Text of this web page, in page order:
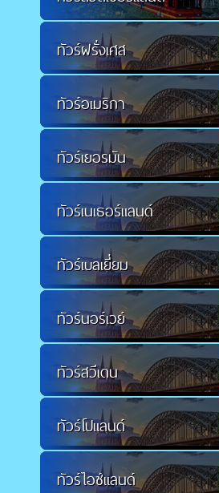
ทัวร์ฝรั่งเศส
ทัวร์อเมริกา
ทัวร์เยอรมัน
ทัวร์เนเธอร์แลนด์
ทัวร์เบลเยี่ยม
ทัวร์นอร์เวย์
ทัวร์สวีเดน
ทัวร์โปแลนด์
ทัวร์ไอซ์แลนด์